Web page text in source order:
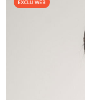
EXCLU WEB